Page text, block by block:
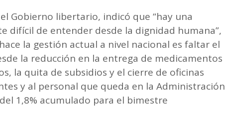
Gobierno libertario, indicó que “hay una
difícil de entender desde la dignidad humana”,
la gestión actual a nivel nacional es faltar el
la reducción en la entrega de medicamentos
la quita de subsidios y el cierre de oficinas
y al personal que queda en la Administración
1,8% acumulado para el bimestre